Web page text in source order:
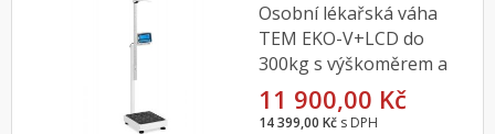
Osobní lékařská váha
TEM EKO-V+LCD do
300kg s výškoměrem a
ověřením
11 900,00 Kč
14 399,00 Kč s DPH